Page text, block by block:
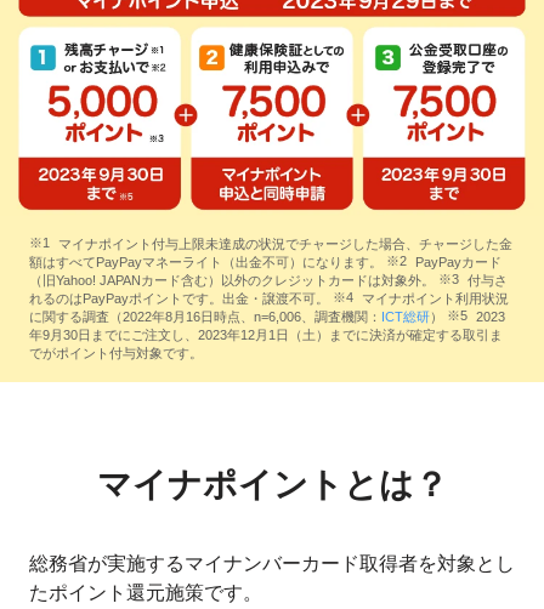
マイナポイント付与上限未達成の状況でチャージした場合、チャージした金
額はすべてPayPayマネーライト（出金不可）になります。
PayPayカード
（旧Yahoo! JAPANカード含む）以外のクレジットカードは対象外。
付与さ
れるのはPayPayポイントです。出金・譲渡不可。
マイナポイント利用状況
に関する調査（2022年8月16日時点、n=6,006、調査機関： ICT総研）
2023
年9月30日までにご注文し、2023年12月1日（土）までに決済が確定する取引ま
でがポイント付与対象です。
マイナポイントとは？
総務省が実施するマイナンバーカード取得者を対象とし
たポイント還元施策です。